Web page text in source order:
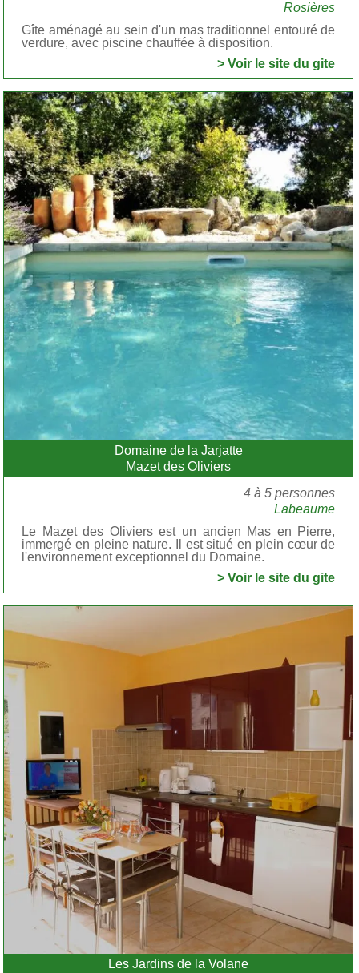
Rosières
Gîte aménagé au sein d'un mas traditionnel entouré de
verdure, avec piscine chauffée à disposition.
> Voir le site du gite
Domaine de la Jarjatte
Mazet des Oliviers
4 à 5 personnes
Labeaume
Le Mazet des Oliviers est un ancien Mas en Pierre,
immergé en pleine nature. Il est situé en plein cœur de
l'environnement exceptionnel du Domaine.
> Voir le site du gite
Les Jardins de la Volane